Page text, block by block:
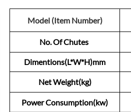
Model (Item Number)
No. Of Chutes
Dimentions(L*W*H)mm
Net Weight(kg)
Power Consumption(kw)